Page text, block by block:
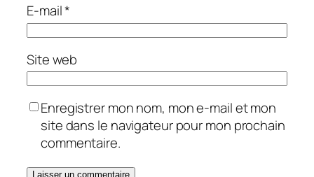
E-mail*
Site web
Enregistrer mon nom, mon e-mail et mon
site dans le navigateur pour mon prochain
commentaire.